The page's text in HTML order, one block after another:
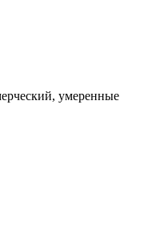
умеренные